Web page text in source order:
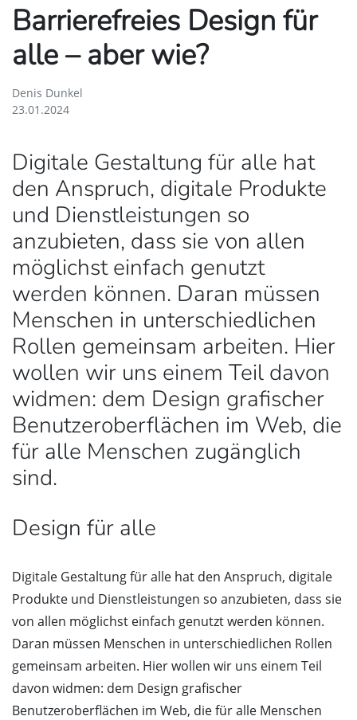
Barrierefreies Design für
alle – aber wie?
Denis Dunkel
23.01.2024
Digitale Gestaltung für alle hat
den Anspruch, digitale Produkte
und Dienstleistungen so
anzubieten, dass sie von allen
möglichst einfach genutzt
werden können. Daran müssen
Menschen in unterschiedlichen
Rollen gemeinsam arbeiten. Hier
wollen wir uns einem Teil davon
widmen: dem Design grafischer
Benutzeroberflächen im Web, die
für alle Menschen zugänglich
sind.
Design für alle
Digitale Gestaltung für alle hat den Anspruch, digitale
Produkte und Dienstleistungen so anzubieten, dass sie
von allen möglichst einfach genutzt werden können.
Daran müssen Menschen in unterschiedlichen Rollen
gemeinsam arbeiten. Hier wollen wir uns einem Teil
davon widmen: dem Design grafischer
Benutzeroberflächen im Web, die für alle Menschen